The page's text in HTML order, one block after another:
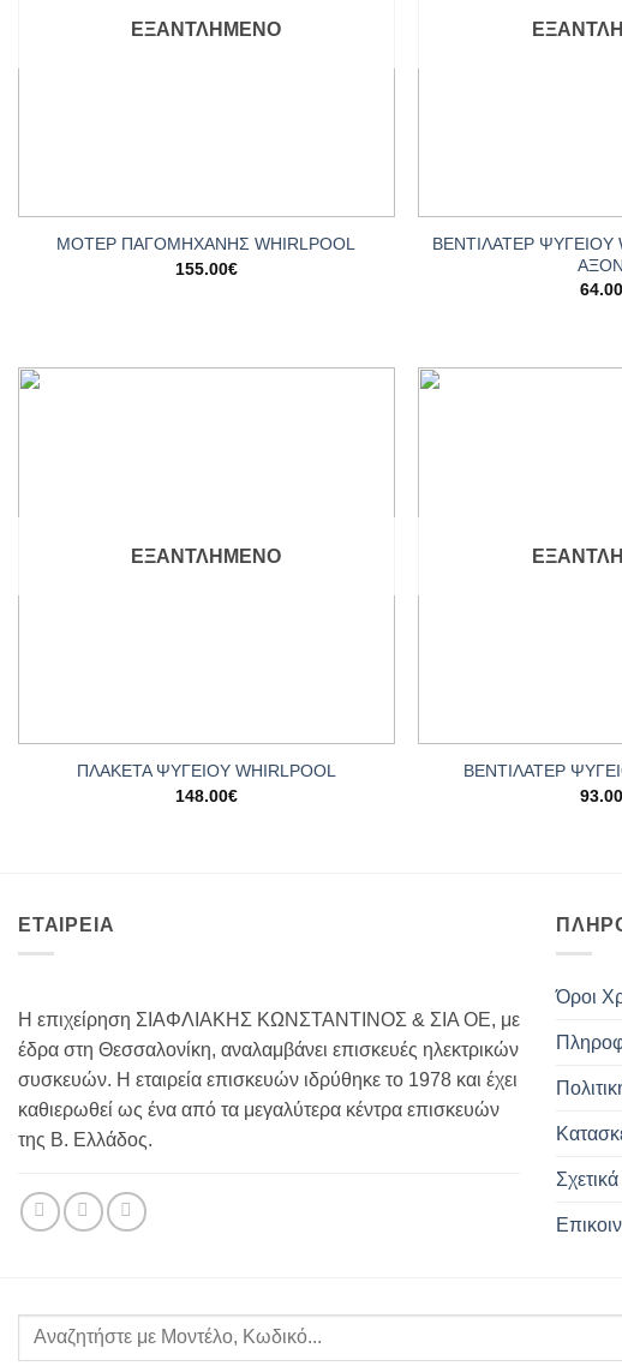
ΕΞΑΝΤΛΗΜΈΝΟ
ΜΟΤΕΡ ΠΑΓΟΜΗΧΑΝΗΣ WHIRLPOOL
155.00€
ΒΕΝΤΙΛΑΤΕΡ ΨΥΓΕΙΟΥ
ΕΞΑΝΤΛΗΜΈΝΟ
ΠΛΑΚΕΤΑ ΨΥΓΕΙΟΥ WHIRLPOOL
148.00€
ΒΕΝΤΙΛΑΤΕΡ
ΕΤΑΙΡΕΙΑ
Η επιχείρηση ΣΙΑΦΛΙΑΚΗΣ ΚΩΝΣΤΑΝΤΙΝΟΣ & ΣΙΑ ΟΕ, με
έδρα στη Θεσσαλονίκη, αναλαμβάνει επισκευές ηλεκτρικών
συσκευών. Η εταιρεία επισκευών ιδρύθηκε το 1978 και έχει
καθιερωθεί ως ένα από τα μεγαλύτερα κέντρα επισκευών
της Β. Ελλάδος.
Όροι